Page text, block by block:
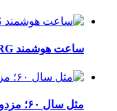
ساعت هوشمند MRG مدل M-ultra3
مثل سال ۶۰؛ مزدوری، توهم، ترور